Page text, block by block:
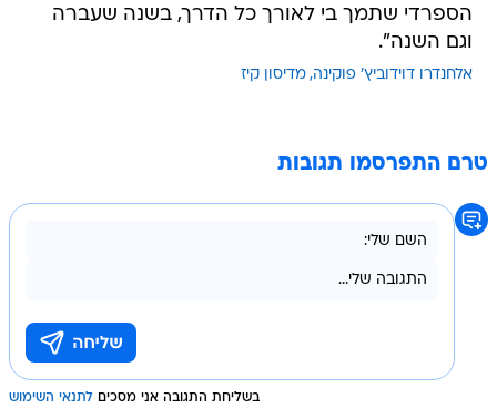
הספרדי שתמך בי לאורך כל הדרך, בשנה שעברה
וגם השנה".
אלחנדרו דוידוביץ' פוקינה מדיסון קיז
טרם התפרסמו תגובות
בשליחת התגובה אני מסכים לתנאי השימוש